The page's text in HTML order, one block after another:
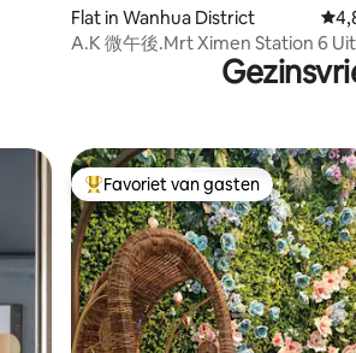
Flat in Wanhua District
A.K 微午後.Mrt Ximen Station 6
5. Kamer voor twee personen
Topfavoriet van gasten
Favoriet van gasten